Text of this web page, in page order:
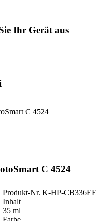
Ihr Gerät aus
C 4524
C 4524
Produkt-Nr. K-HP-CB336EE
Inhalt
35 ml
Farbe